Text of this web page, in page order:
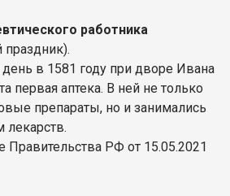
работника
в 1581 году при дворе Ивана
первая аптека. В ней не только
препараты, но и занимались
лекарств.
Правительства РФ от 15.05.2021